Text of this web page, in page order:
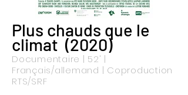
Plus chauds que le
climat (2020)
Documentaire | 52' |
Français/allemand | Coproduction
RTS/SRF